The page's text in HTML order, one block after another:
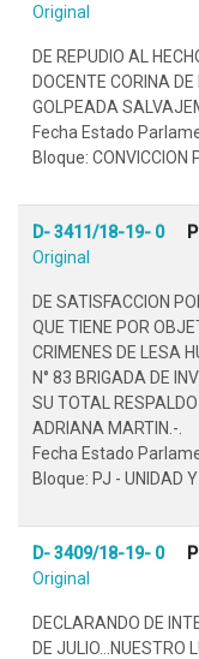
Original
DE REPUDIO AL
DOCENTE CORINA
GOLPEADA
Fecha Estado
Bloque: CONVICCION
D- 3411/18-19- 0
Original
DE SATISFACCION
QUE TIENE POR
CRIMENES DE LESA
N° 83 BRIGADA DE
SU TOTAL
ADRIANA MARTIN.-.
Fecha Estado
Bloque: PJ - UNIDAD
D- 3409/18-19- 0
Original
DECLARANDO DE
DE JULIO...NUESTRO